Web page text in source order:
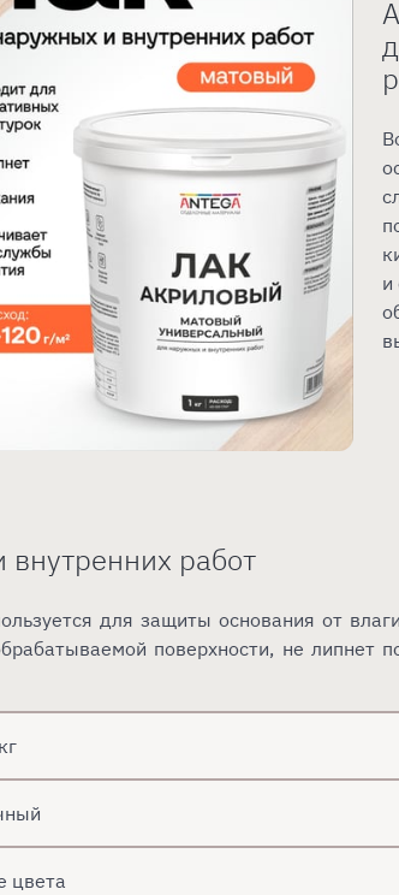
и
работ
для защиты основания от
поверхности, не липнет
цвета